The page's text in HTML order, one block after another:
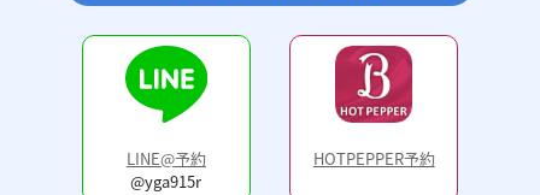
LINE@予約
@yga915r
HOTPEPPER予約